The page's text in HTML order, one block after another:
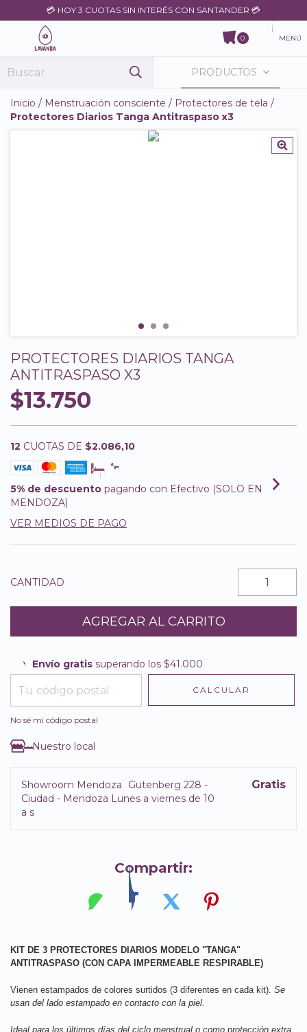
💳 HOY 3 CUOTAS SIN INTERÉS CON SANTANDER 💳
0 MENÚ
PRODUCTOS
Inicio / Menstruación consciente / Protectores de tela /
Protectores Diarios Tanga Antitraspaso x3
PROTECTORES DIARIOS TANGA
ANTITRASPASO X3
$13.750
12 CUOTAS DE $2.086,10
5% de descuento pagando con Efectivo (SOLO EN
MENDOZA)
VER MEDIOS DE PAGO
CANTIDAD
Envío gratis $41.000
Entregas para el CP:
Envío gratis superando los$41.000
CALCULAR
No sé mi código postal
Nuestro local
Showroom Mendoza
Gutenberg 228 -
Ciudad - Mendoza Lunes a viernes de 10
a s
Gratis
Compartir:
KIT DE 3 PROTECTORES DIARIOS MODELO "TANGA"
ANTITRASPASO (CON CAPA IMPERMEABLE RESPIRABLE)
Vienen estampados de colores surtidos (3 diferentes en cada kit). Se
usan del lado estampado en contacto con la piel.
Ideal para los últimos días del ciclo menstrual o como protección extra